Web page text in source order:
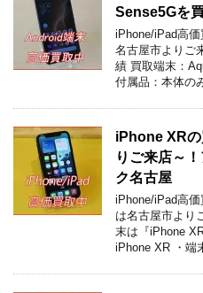
Sense5Gを
iPhone/iPad高
名古屋市よりご
績 買取端末：
付属品：本体の
iPhone XRの
りご来店～
ク名古屋
iPhone/iPad高
は名古屋市より
末は『iPhone
iPhone XR ・端